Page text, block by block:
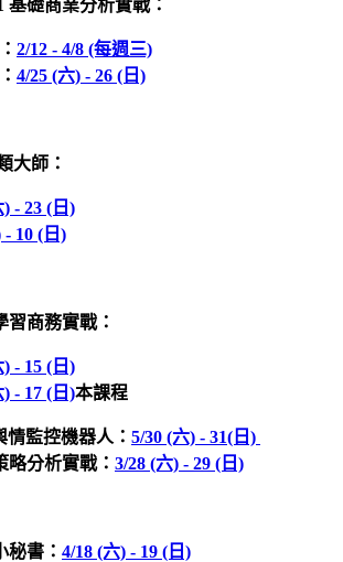
基礎商業分析實戰：
2/12 - 4/8 (每週三)
4/25 (六) - 26 (日)
大師：
) - 23 (日)
- 10 (日)
習商務實戰：
) - 15 (日)
) - 17 (日)本課程
監控機器人： 5/30 (六) - 31(日)
略分析實戰： 3/28 (六) - 29 (日)
秘書： 4/18 (六) - 19 (日)